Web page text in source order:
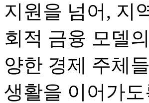
지원을 넘어, 지
회적 금융 모델
양한 경제 주체
생활을 이어가